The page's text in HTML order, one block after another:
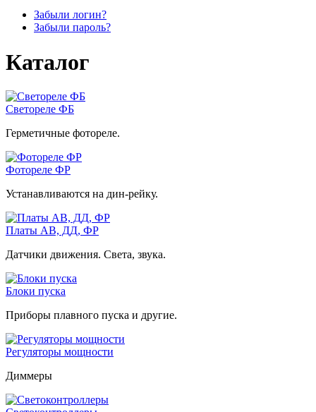
Забыли логин?
Забыли пароль?
Каталог
Светореле ФБ
Герметичные фотореле.
Фотореле ФР
Устанавливаются на дин-рейку.
Платы АВ, ДД, ФР
Датчики движения. Света, звука.
Блоки пуска
Приборы плавного пуска и другие.
Регуляторы мощности
Диммеры